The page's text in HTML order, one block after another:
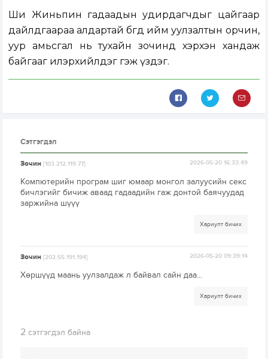
Ши Жиньпин гадаадын удирдагчдыг цайгаар
дайлдгаараа алдартай бөгөөд ийм уулзалтын орчин,
уур амьсгал нь тухайн зочинд хэрхэн хандаж
байгааг илэрхийлдэг гэж үздэг.
Сэтгэгдэл
Зочин[103.212.119.77] 2026-05-20 16:33:49
Компютерийн програм шиг юмаар монгол залуусийн секс
бичлэгийг бичиж аваад гадаадийн гаж донтой баячуудад
заржийна шүүү
Хариулт бичих
Зочин[202.55.191.194] 2026-05-20 09:39:14
Хөршүүд маань уулзалдаж л байвал сайн даа...
Хариулт бичих
2 сэтгэгдэл байна